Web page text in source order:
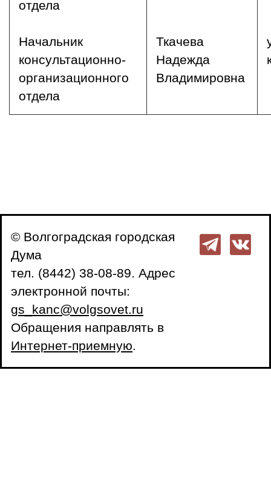
отдела
Начальник
консультационно-
организационного
отдела
Ткачева
Надежда
Владимировна
© Волгоградская городская
Дума
тел. (8442) 38-08-89. Адрес
электронной почты:
gs_kanc@volgsovet.ru
Обращения направлять в
Интернет-приемную.